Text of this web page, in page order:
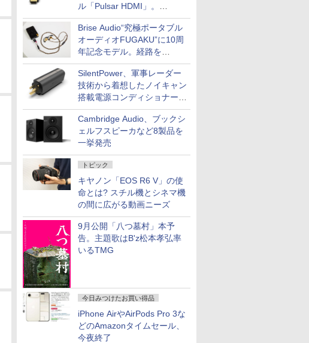
ル「Pulsar HDMI」。
SilentPowerから
Brise Audio“究極ポータブル
オーディオFUGAKU”に10周
年記念モデル。経路を
NISHIKIで統一。400万円
SilentPower、軍事レーダー
技術から着想したノイキャン
搭載電源コンディショナー
「AC iPurifier2」
Cambridge Audio、ブックシ
ェルフスピーカなど8製品を
一挙発売
トピック
キヤノン「EOS R6 V」の使
命とは? スチル機とシネマ機
の間に広がる動画ニーズ
9月公開「八つ墓村」本予
告。主題歌はB'z松本孝弘率
いるTMG
今日みつけたお買い得品
iPhone AirやAirPods Pro 3な
どのAmazonタイムセール、
今夜終了